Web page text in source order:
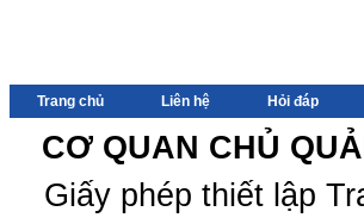
Trang chủ Liên hệ Hỏi đáp
CƠ QUAN CHỦ
Giấy phép thiết lập